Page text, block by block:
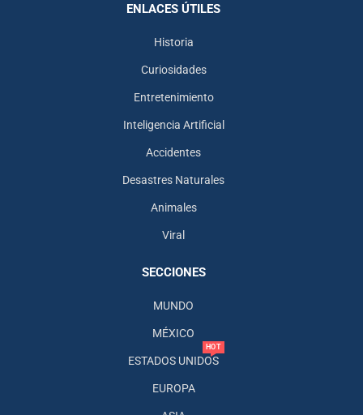
ENLACES ÚTILES
Historia
Curiosidades
Entretenimiento
Inteligencia Artificial
Accidentes
Desastres Naturales
Animales
Viral
SECCIONES
MUNDO
MÉXICO
ESTADOS UNIDOS
HOT
EUROPA